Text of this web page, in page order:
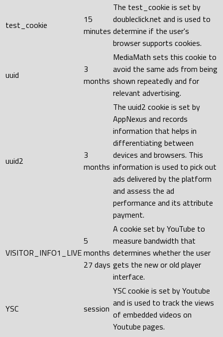
test_cookie
15
minutes
The test_cookie is set by
doubleclick.net and is used to
determine if the user's
browser supports cookies.
uuid
3
months
MediaMath sets this cookie to
avoid the same ads from being
shown repeatedly and for
relevant advertising.
uuid2
3
months
The uuid2 cookie is set by
AppNexus and records
information that helps in
differentiating between
devices and browsers. This
information is used to pick out
ads delivered by the platform
and assess the ad
performance and its attribute
payment.
VISITOR_INFO1_LIVE
5
months
27 days
A cookie set by YouTube to
measure bandwidth that
determines whether the user
gets the new or old player
interface.
YSC session
YSC cookie is set by Youtube
and is used to track the views
of embedded videos on
Youtube pages.